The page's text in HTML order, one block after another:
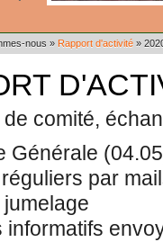
nous » Rapport d'activité »
comité,
Générale
par
informatifs